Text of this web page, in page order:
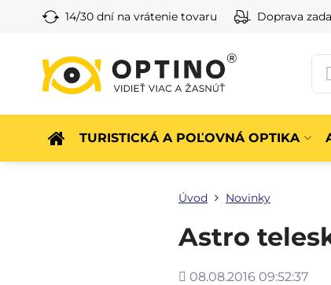
14/30 dní na vrátenie tovaru Doprava
TURISTICKÁ A POĽOVNÁ OPTIKA
Úvod Novinky
Astro
Pridané
08.08.2016 09:52:37